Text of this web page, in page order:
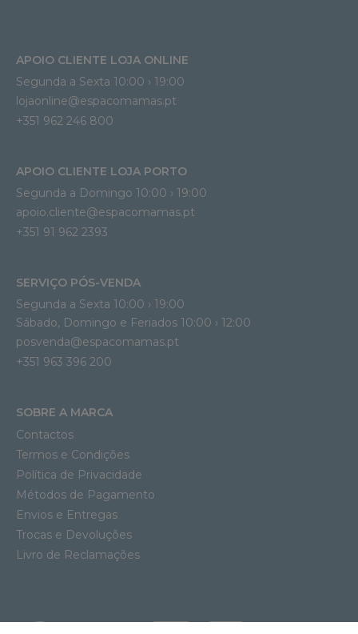
APOIO CLIENTE LOJA ONLINE
Segunda a Sexta 10:00 › 19:00
lojaonline@espacomamas.pt
+351 962 246 800
APOIO CLIENTE LOJA PORTO
Segunda a Domingo 10:00 › 19:00
apoio.cliente@espacomamas.pt
+351 91 962 2393
SERVIÇO PÓS-VENDA
Segunda a Sexta 10:00 › 19:00
Sábado, Domingo e Feriados 10:00 › 12:00
posvenda@espacomamas.pt
+351 963 396 200
SOBRE A MARCA
Contactos
Termos e Condições
Política de Privacidade
Métodos de Pagamento
Envios e Entregas
Trocas e Devoluções
Livro de Reclamações